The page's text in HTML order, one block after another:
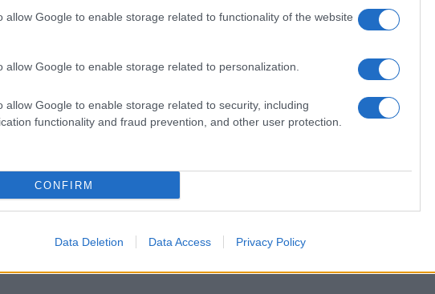
allow Google to enable storage related to functionality of the website
allow Google to enable storage related to personalization.
allow Google to enable storage related to security, including
functionality and fraud prevention, and other user protection.
CONFIRM
Data Deletion Data Access Privacy Policy
Invia un Comunicato Stampa | Segnala
e ricevi le nostre email periodiche contenenti le ultime notizie pubblicate sul sito web!